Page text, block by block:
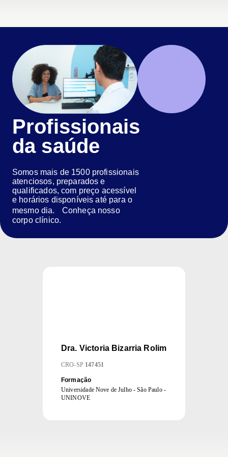
Profissionais
da saúde
Somos mais de 1500 profissionais
atenciosos, preparados e
qualificados, com preço acessível
e horários disponíveis até para o
mesmo dia. Conheça nosso
corpo clínico.
Dra. Victoria Bizarria Rolim
CRO-SP 147451
Formação
Universidade Nove de Julho - São Paulo -
UNINOVE